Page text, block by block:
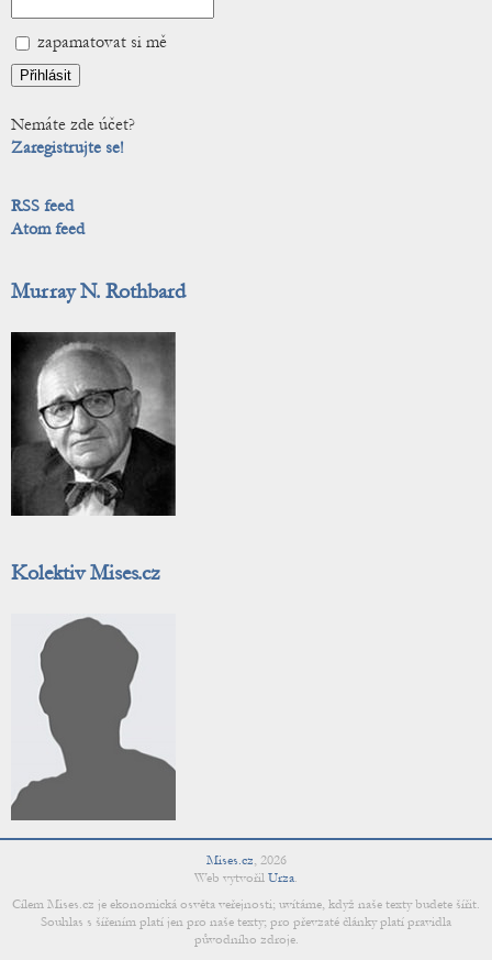
zapamatovat si mě
Nemáte zde účet?
Zaregistrujte se!
RSS feed
Atom feed
Murray N. Rothbard
Kolektiv Mises.cz
Mises.cz, 2026
Web vytvořil Urza.
Cílem Mises.cz je ekonomická osvěta veřejnosti; uvítáme, když naše texty budete šířit.
Souhlas s šířením platí jen pro naše texty; pro převzaté články platí pravidla
původního zdroje.